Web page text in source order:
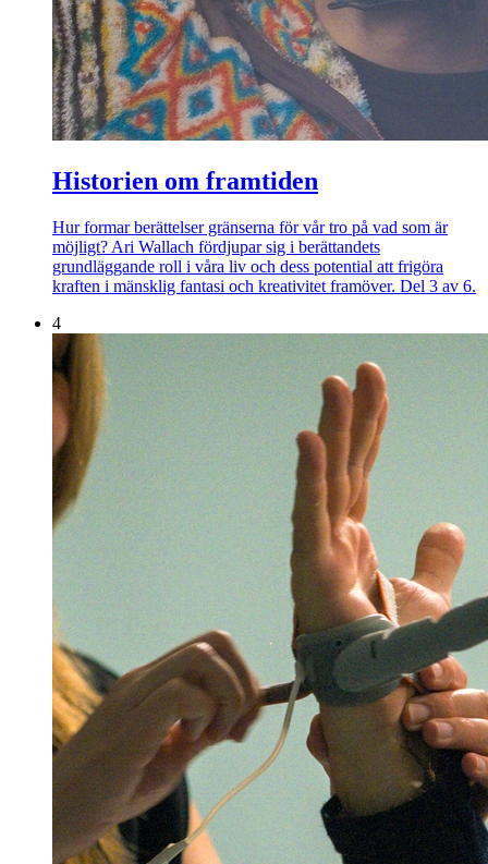
Historien om framtiden
Hur formar berättelser gränserna för vår tro på vad som är
möjligt? Ari Wallach fördjupar sig i berättandets
grundläggande roll i våra liv och dess potential att frigöra
kraften i mänsklig fantasi och kreativitet framöver. Del 3 av 6.
4